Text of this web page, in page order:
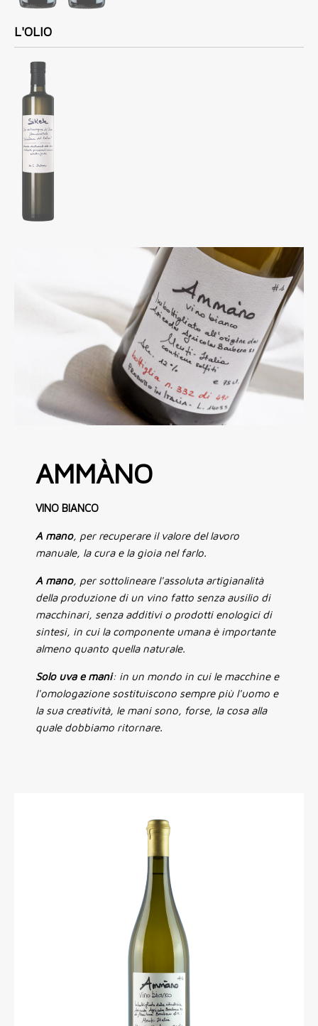
L'OLIO
AMMÀNO
VINO BIANCO
A mano, per recuperare il valore del lavoro
manuale, la cura e la gioia nel farlo.
A mano, per sottolineare l'assoluta artigianalità
della produzione di un vino fatto senza ausilio di
macchinari, senza additivi o prodotti enologici di
sintesi, in cui la componente umana è importante
almeno quanto quella naturale.
Solo uva e mani: in un mondo in cui le macchine e
l'omologazione sostituiscono sempre più l'uomo e
la sua creatività, le mani sono, forse, la cosa alla
quale dobbiamo ritornare.